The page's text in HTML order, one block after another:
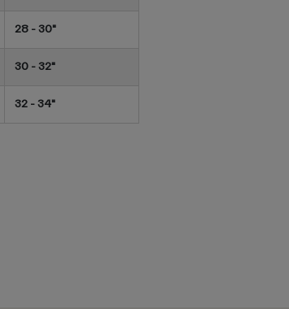
28 - 30"
30 - 32"
32 - 34"